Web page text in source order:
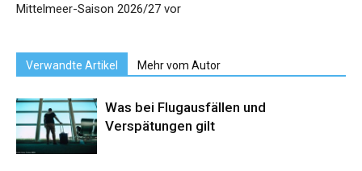
Mittelmeer-Saison 2026/27 vor
Verwandte Artikel Mehr vom Autor
Was bei Flugausfällen und
Verspätungen gilt